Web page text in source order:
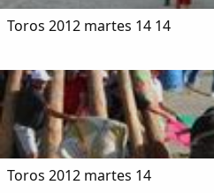
Toros 2012 martes 14 14
Toros 2012 martes 14